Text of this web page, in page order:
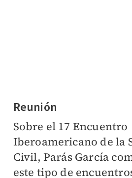
Reunión
Sobre el 17 Encuentro
Iberoamericano de la
Civil, Parás García
este tipo de